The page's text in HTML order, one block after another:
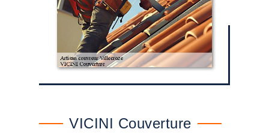
VICINI Couverture